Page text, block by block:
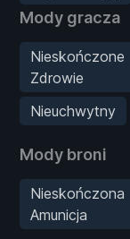
Mody gracza
Nieskończone
Zdrowie
Nieuchwytny
Mody broni
Nieskończona
Amunicja